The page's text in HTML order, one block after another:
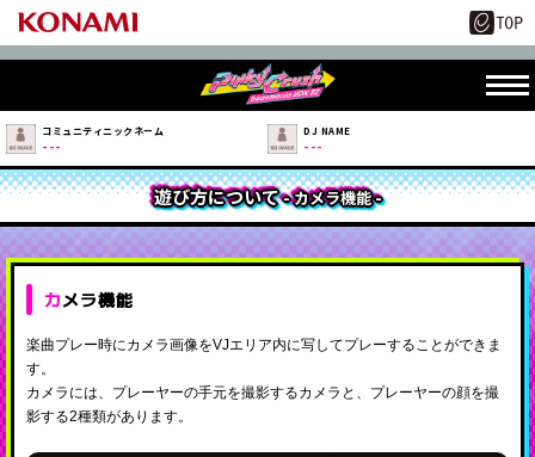
コミュニティニックネーム
---
DJ NAME
---
遊び方について- カメラ機能 -
カメラ機能
楽曲プレー時にカメラ画像をVJエリア内に写してプレーすることができま
す。
カメラには、プレーヤーの手元を撮影するカメラと、プレーヤーの顔を撮
影する2種類があります。